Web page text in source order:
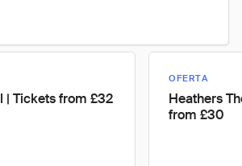
| Tickets from £32
OFERTA
Heathers
from £30